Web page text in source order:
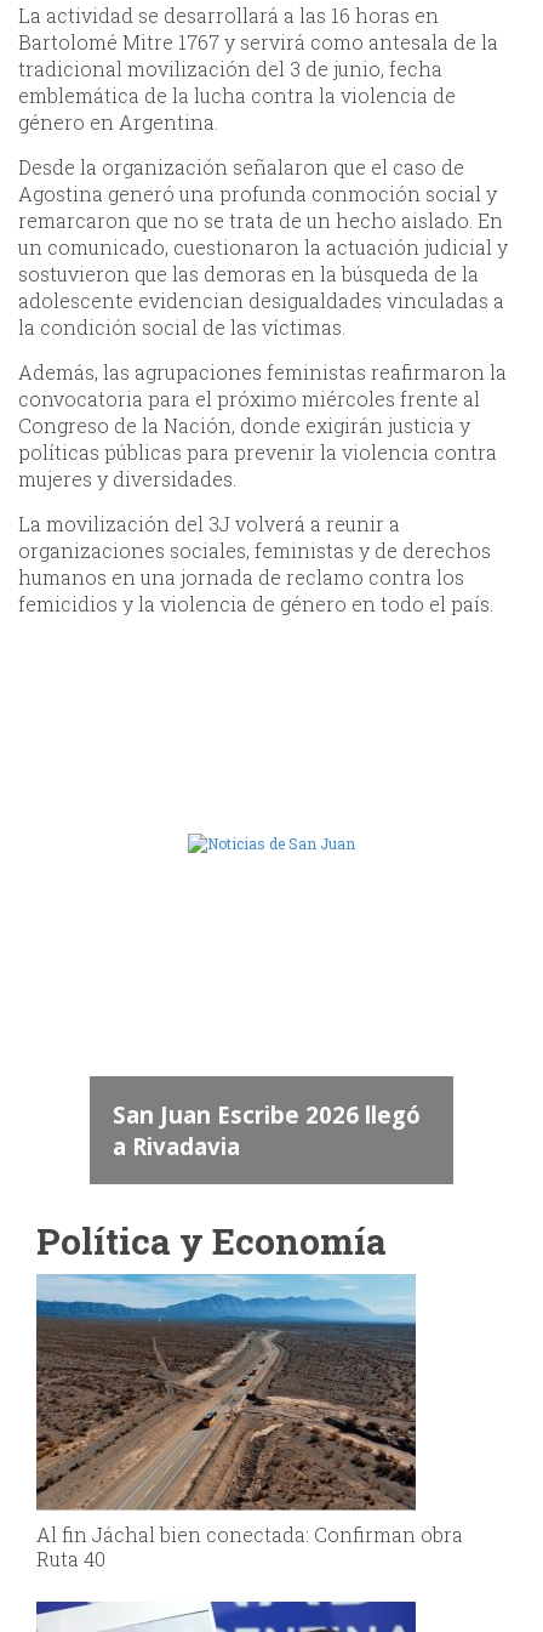
La actividad se desarrollará a las 16 horas en
Bartolomé Mitre 1767 y servirá como antesala de la
tradicional movilización del 3 de junio, fecha
emblemática de la lucha contra la violencia de
género en Argentina.
Desde la organización señalaron que el caso de
Agostina generó una profunda conmoción social y
remarcaron que no se trata de un hecho aislado. En
un comunicado, cuestionaron la actuación judicial y
sostuvieron que las demoras en la búsqueda de la
adolescente evidencian desigualdades vinculadas a
la condición social de las víctimas.
Además, las agrupaciones feministas reafirmaron la
convocatoria para el próximo miércoles frente al
Congreso de la Nación, donde exigirán justicia y
políticas públicas para prevenir la violencia contra
mujeres y diversidades.
La movilización del 3J volverá a reunir a
organizaciones sociales, feministas y de derechos
humanos en una jornada de reclamo contra los
femicidios y la violencia de género en todo el país.
San Juan Escribe 2026 llegó
a Rivadavia
Política y Economía
Al fin Jáchal bien conectada: Confirman obra
Ruta 40